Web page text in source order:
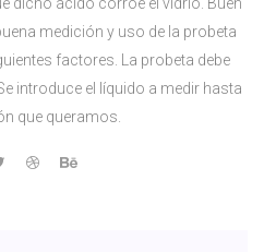
medición y uso de la probeta
factores. La probeta debe
introduce el líquido a medir hasta
que queramos.